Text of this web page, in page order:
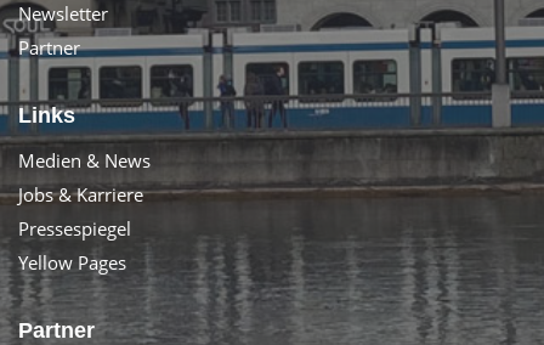
Newsletter
Partner
Links
Medien & News
Jobs & Karriere
Pressespiegel
Yellow Pages
Partner